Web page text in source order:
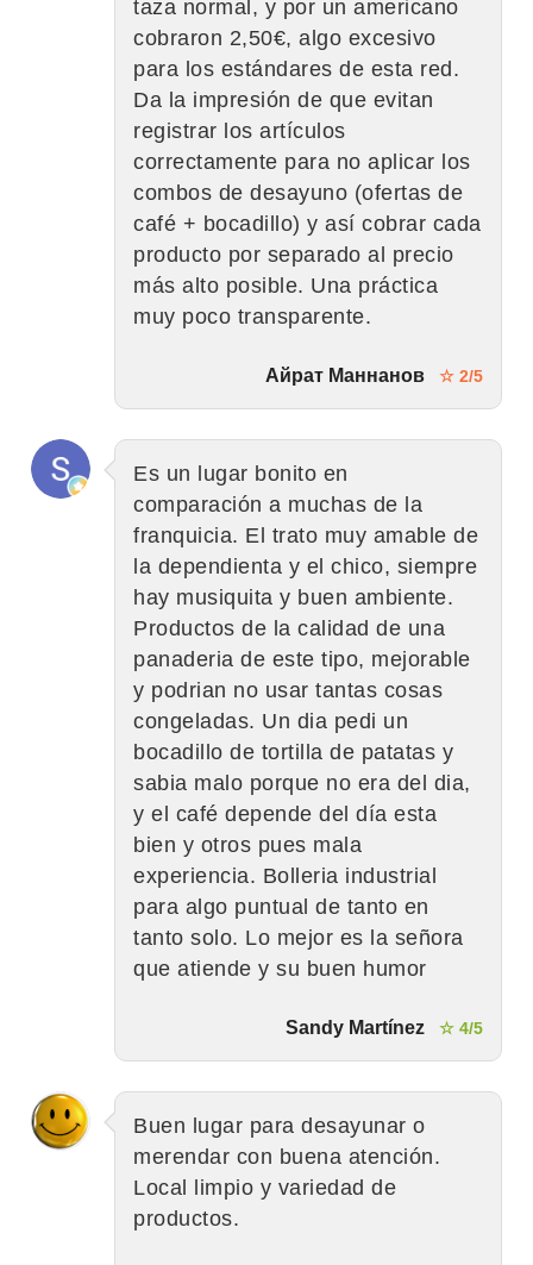
taza normal, y por un americano
cobraron 2,50€, algo excesivo
para los estándares de esta red.
Da la impresión de que evitan
registrar los artículos
correctamente para no aplicar los
combos de desayuno (ofertas de
café + bocadillo) y así cobrar cada
producto por separado al precio
más alto posible. Una práctica
muy poco transparente.
Айрат Маннанов ☆ 2/5
Es un lugar bonito en
comparación a muchas de la
franquicia. El trato muy amable de
la dependienta y el chico, siempre
hay musiquita y buen ambiente.
Productos de la calidad de una
panaderia de este tipo, mejorable
y podrian no usar tantas cosas
congeladas. Un dia pedi un
bocadillo de tortilla de patatas y
sabia malo porque no era del dia,
y el café depende del día esta
bien y otros pues mala
experiencia. Bolleria industrial
para algo puntual de tanto en
tanto solo. Lo mejor es la señora
que atiende y su buen humor
Sandy Martínez ☆ 4/5
Buen lugar para desayunar o
merendar con buena atención.
Local limpio y variedad de
productos.